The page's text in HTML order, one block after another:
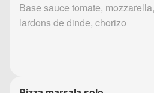
Base sauce tomate,
lardons de dinde, chorizo